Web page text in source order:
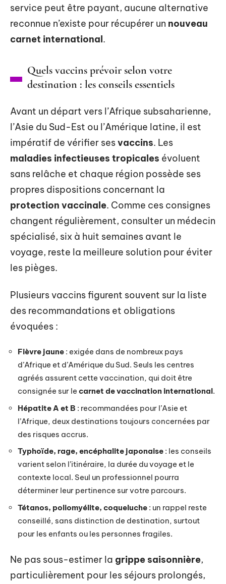
service peut être payant, aucune alternative
reconnue n’existe pour récupérer un nouveau
carnet international.
Quels vaccins prévoir selon votre
destination : les conseils essentiels
Avant un départ vers l’Afrique subsaharienne,
l’Asie du Sud-Est ou l’Amérique latine, il est
impératif de vérifier sesvaccins. Les
maladies infectieuses tropicales évoluent
sans relâche et chaque région possède ses
propres dispositions concernant la
protection vaccinale. Comme ces consignes
changent régulièrement, consulter un médecin
spécialisé, six à huit semaines avant le
voyage, reste la meilleure solution pour éviter
les pièges.
Plusieurs vaccins figurent souvent sur la liste
des recommandations et obligations
évoquées :
Fièvre jaune : exigée dans de nombreux pays
d’Afrique et d’Amérique du Sud. Seuls les centres
agréés assurent cette vaccination, qui doit être
consignée sur le carnet de vaccination international.
Hépatite A et B : recommandées pour l’Asie et
l’Afrique, deux destinations toujours concernées par
des risques accrus.
Typhoïde, rage, encéphalite japonaise : les conseils
varient selon l’itinéraire, la durée du voyage et le
contexte local. Seul un professionnel pourra
déterminer leur pertinence sur votre parcours.
Tétanos, poliomyélite, coqueluche : un rappel reste
conseillé, sans distinction de destination, surtout
pour les enfants ou les personnes fragiles.
Ne pas sous-estimer la grippe saisonnière,
particulièrement pour les séjours prolongés,